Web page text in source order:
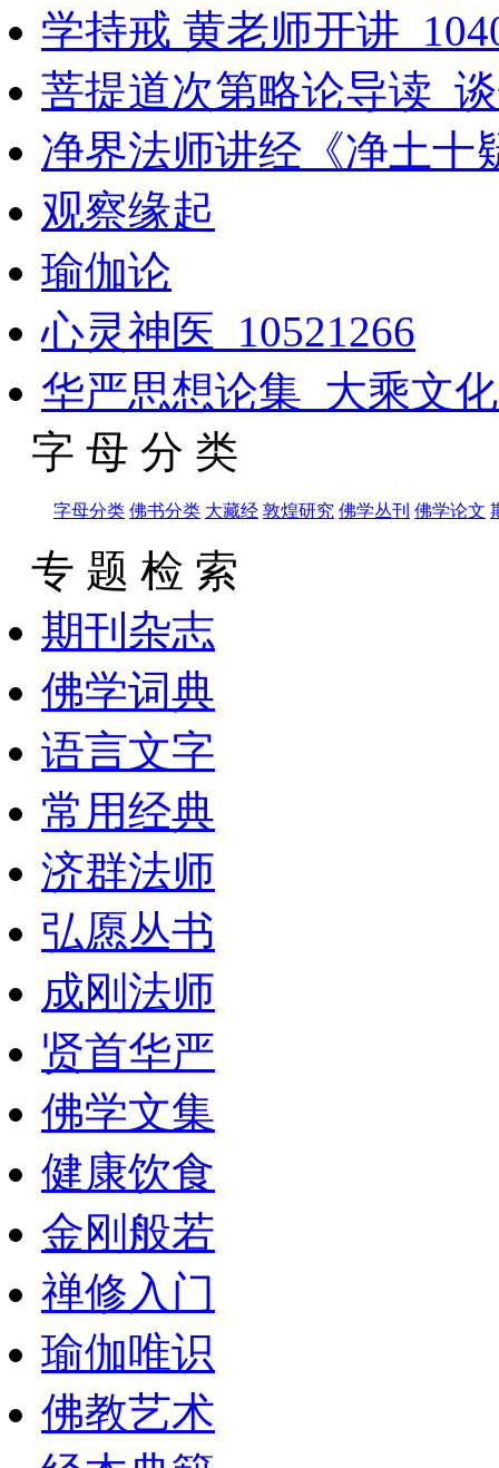
学持戒 黄老师开讲
菩提道次第略论导读_
净界法师讲经《净土十
观察缘起
瑜伽论
心灵神医_10521266
华严思想论集_大乘文
字 母 分 类
字母分类 佛书分类 大藏经 敦煌研究 佛学丛刊 佛学论文
专 题 检 索
期刊杂志
佛学词典
语言文字
常用经典
济群法师
弘愿丛书
成刚法师
贤首华严
佛学文集
健康饮食
金刚般若
禅修入门
瑜伽唯识
佛教艺术